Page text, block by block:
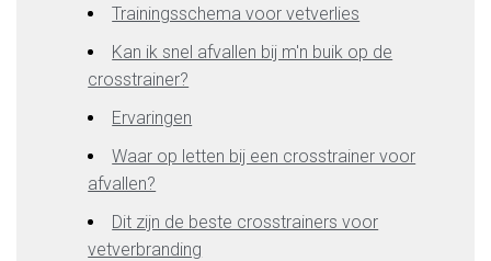
Trainingsschema voor vetverlies
Kan ik snel afvallen bij m'n buik op de
crosstrainer?
Ervaringen
Waar op letten bij een crosstrainer voor
afvallen?
Dit zijn de beste crosstrainers voor
vetverbranding